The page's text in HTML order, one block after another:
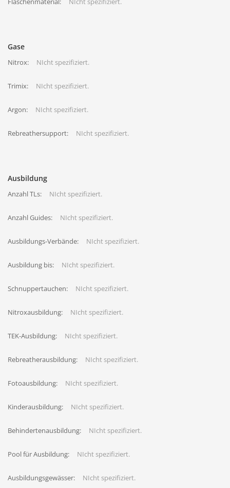
Gase
Nitrox: NIcht spezifiziert.
Trimix: NIcht spezifiziert.
Argon: NIcht spezifiziert.
Rebreathersupport: NIcht spezifiziert.
Ausbildung
Anzahl TLs: NIcht spezifiziert.
Anzahl Guides: NIcht spezifiziert.
Ausbildungs-Verbände: NIcht spezifiziert.
Ausbildung bis: NIcht spezifiziert.
Schnuppertauchen: NIcht spezifiziert.
Nitroxausbildung: NIcht spezifiziert.
TEK-Ausbildung: NIcht spezifiziert.
Rebreatherausbildung: NIcht spezifiziert.
Fotoausbildung: NIcht spezifiziert.
Kinderausbildung: NIcht spezifiziert.
Behindertenausbildung: NIcht spezifiziert.
Pool für Ausbildung: NIcht spezifiziert.
Ausbildungsgewässer: NIcht spezifiziert.